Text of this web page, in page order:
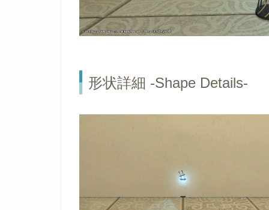
形状詳細 -Shape Details-